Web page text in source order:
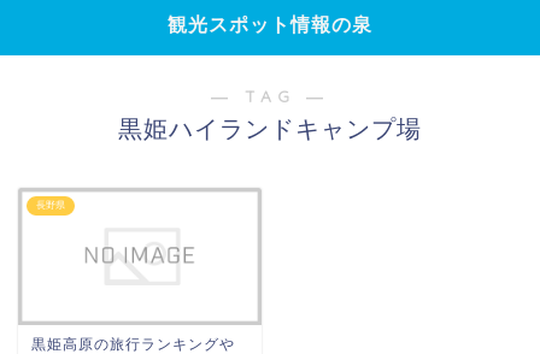
観光スポット情報の泉
― TAG ―
黒姫ハイランドキャンプ場
長野県
黒姫高原の旅行ランキングや